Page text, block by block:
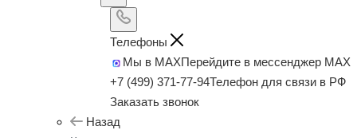
Телефоны
Мы в MAXПерейдите в мессенджер MAX
+7 (499) 371-77-94Телефон для связи в РФ
Заказать звонок
Назад